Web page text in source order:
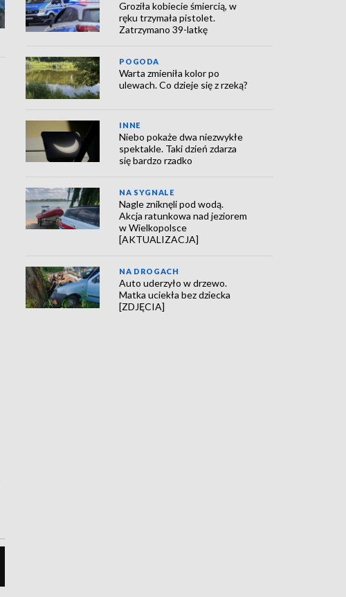
Groziła kobiecie śmiercią, w
ręku trzymała pistolet.
Zatrzymano 39-latkę
POGODA
Warta zmieniła kolor po
ulewach. Co dzieje się z rzeką?
INNE
Niebo pokaże dwa niezwykłe
spektakle. Taki dzień zdarza
się bardzo rzadko
NA SYGNALE
Nagle zniknęli pod wodą.
Akcja ratunkowa nad jeziorem
w Wielkopolsce
[AKTUALIZACJA]
NA DROGACH
Auto uderzyło w drzewo.
Matka uciekła bez dziecka
[ZDJĘCIA]